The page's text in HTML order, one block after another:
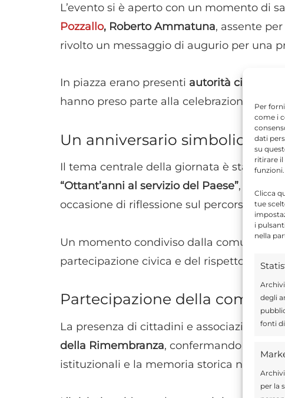
Per
come i
dati
su
ritirare
funzioni.
Clicca
tue
i
nella
degli
fonti
per la
L’evento si è aperto con un momento di
Pozzallo, Roberto Ammatuna, assente
rivolto un messaggio di augurio per una
In piazza erano presenti autorità civili e
hanno preso parte alla celebrazione.
Un anniversario simbolico
Il tema centrale della giornata è stato l’
“Ottant’anni al servizio del Paese”,
occasione di riflessione sul percorso
Un momento condiviso dalla comunità,
partecipazione civica e del rispetto dei
Partecipazione della
La presenza di cittadini e associazioni ha
della Rimembranza, confermando il forte
istituzionali e la memoria storica nazionale.